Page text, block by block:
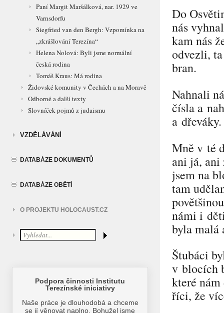
Paní Margit Maršálková, nar. 1929 ve
Varnsdorfu
Siegfried van den Bergh: Vzpomínka na
„zkrášlování Terezína“
Helena Nolová: Byli jsme normální
česká rodina
Tomáš Kraus: Má rodina
Židovské komunity v Čechách a na Moravě
Odborné a další texty
Slovníček pojmů z judaismu
VZDĚLÁVÁNÍ
DATABÁZE DOKUMENTŮ
DATABÁZE OBĚTÍ
O PROJEKTU HOLOCAUST.CZ
Do
nás
kam nás
odvezli,
bran.
Nahnali
čísla a
a
Mně v té
ani já, ani
jsem na
tam
námi i
byla malá
Štubáci
v blocích
které
říci, že